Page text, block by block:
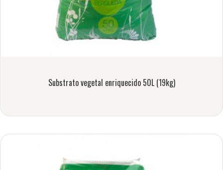
Substrato vegetal enriquecido 50L (19kg)